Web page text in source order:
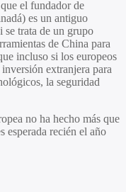
el fundador de
es un antiguo
trata de un grupo
de China para
incluso si los europeos
extranjera para
la seguridad
no ha hecho más que
esperada recién el año